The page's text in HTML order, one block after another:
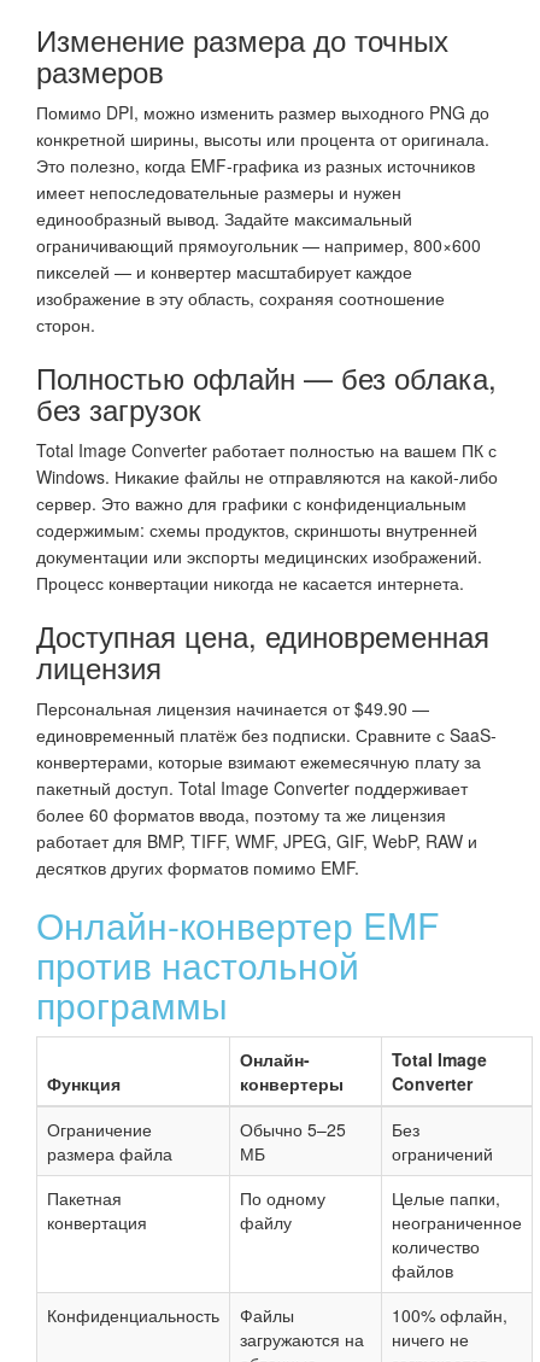
Изменение размера до точных
размеров
Помимо DPI, можно изменить размер выходного PNG до
конкретной ширины, высоты или процента от оригинала.
Это полезно, когда EMF-графика из разных источников
имеет непоследовательные размеры и нужен
единообразный вывод. Задайте максимальный
ограничивающий прямоугольник — например, 800×600
пикселей — и конвертер масштабирует каждое
изображение в эту область, сохраняя соотношение
сторон.
Полностью офлайн — без облака,
без загрузок
Total Image Converter работает полностью на вашем ПК с
Windows. Никакие файлы не отправляются на какой-либо
сервер. Это важно для графики с конфиденциальным
содержимым: схемы продуктов, скриншоты внутренней
документации или экспорты медицинских изображений.
Процесс конвертации никогда не касается интернета.
Доступная цена, единовременная
лицензия
Персональная лицензия начинается от $49.90 —
единовременный платёж без подписки. Сравните с SaaS-
конвертерами, которые взимают ежемесячную плату за
пакетный доступ. Total Image Converter поддерживает
более 60 форматов ввода, поэтому та же лицензия
работает для BMP, TIFF, WMF, JPEG, GIF, WebP, RAW и
десятков других форматов помимо EMF.
Онлайн-конвертер EMF
против настольной
программы
Функция
Онлайн-
конвертеры
Total Image
Converter
Ограничение
размера файла
Обычно 5–25
МБ
Без
ограничений
Пакетная
конвертация
По одному
файлу
Целые папки,
неограниченное
количество
файлов
Конфиденциальность
Файлы
загружаются на
100% офлайн,
ничего не